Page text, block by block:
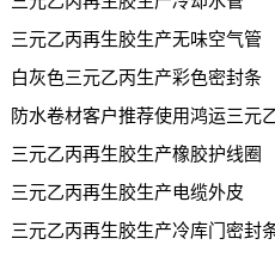
三元乙丙再生胶生产无味空气管
白灰色三元乙丙生产彩色密封条
防水卷材客户推荐使用鸿运三元
三元乙丙再生胶生产橡胶护线圈
三元乙丙再生胶生产电缆外皮
三元乙丙再生胶生产冷库门密封